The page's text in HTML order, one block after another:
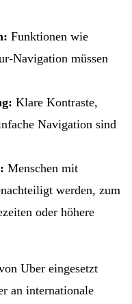
Funktionen wie
Navigation müssen
Klare Kontraste,
Navigation sind
Menschen mit
werden, zum
oder höhere
Uber eingesetzt
an internationale